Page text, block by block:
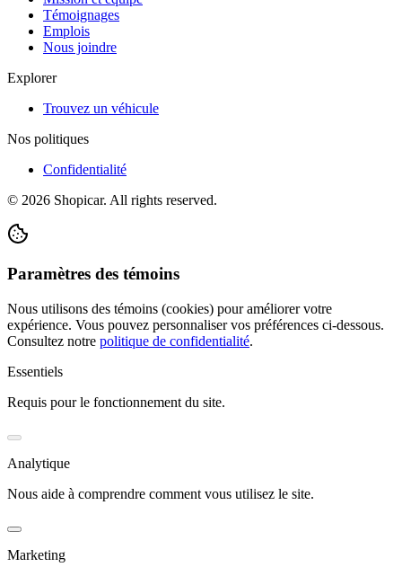
Témoignages
Emplois
Nous joindre
Explorer
Trouvez un véhicule
Nos politiques
Confidentialité
© 2026 Shopicar. All rights reserved.
Paramètres des témoins
Nous utilisons des témoins (cookies) pour améliorer votre
expérience. Vous pouvez personnaliser vos préférences ci-dessous.
Consultez notre politique de confidentialité.
Essentiels
Requis pour le fonctionnement du site.
Analytique
Nous aide à comprendre comment vous utilisez le site.
Marketing